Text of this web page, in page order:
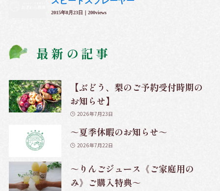
最新の記事
【ぶどう、梨のご予約受付時期の
お知らせ】
2026年7月23日
～夏季休暇のお知らせ～
2026年7月22日
～りんごジュース《ご家庭用の
み》ご購入特典～